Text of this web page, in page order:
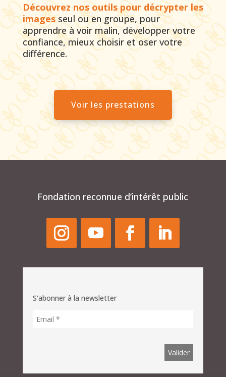
Découvrez nos outils pour décrypter les
imagesseul ou en groupe, pour
apprendre à voir malin, développer votre
confiance, mieux choisir et oser votre
différence.
Voir les prestations
Fondation reconnue d’intérêt public
S'abonner à la newsletter